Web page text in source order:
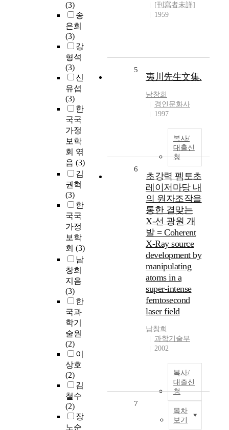
(3)
송
은희
(3)
강
형석
(3)
신
유섭
(3)
한
국국
가정
보학
회 엮
음 (3)
김
권혁
(3)
한
국국
가정
보학
회 (3)
남
창희
지음
(3)
한
국과
학기
술원
(2)
이
상호
(2)
김
철수
(2)
장
노순
[刊寫者未詳]
1959
5
夷川先生文集.
남창희
경인문화사
1997
복사/
대출신
청
6
초강력 펨토초
레이저마당 내
의 원자조작을
통한 결맞는
X-선 광원 개
발 = Coherent
X-Ray source
development by
manipulating
atoms in a
super-intense
femtosecond
laser field
남창희
과학기술부
2002
복사/
대출신
청
목차
보기
7